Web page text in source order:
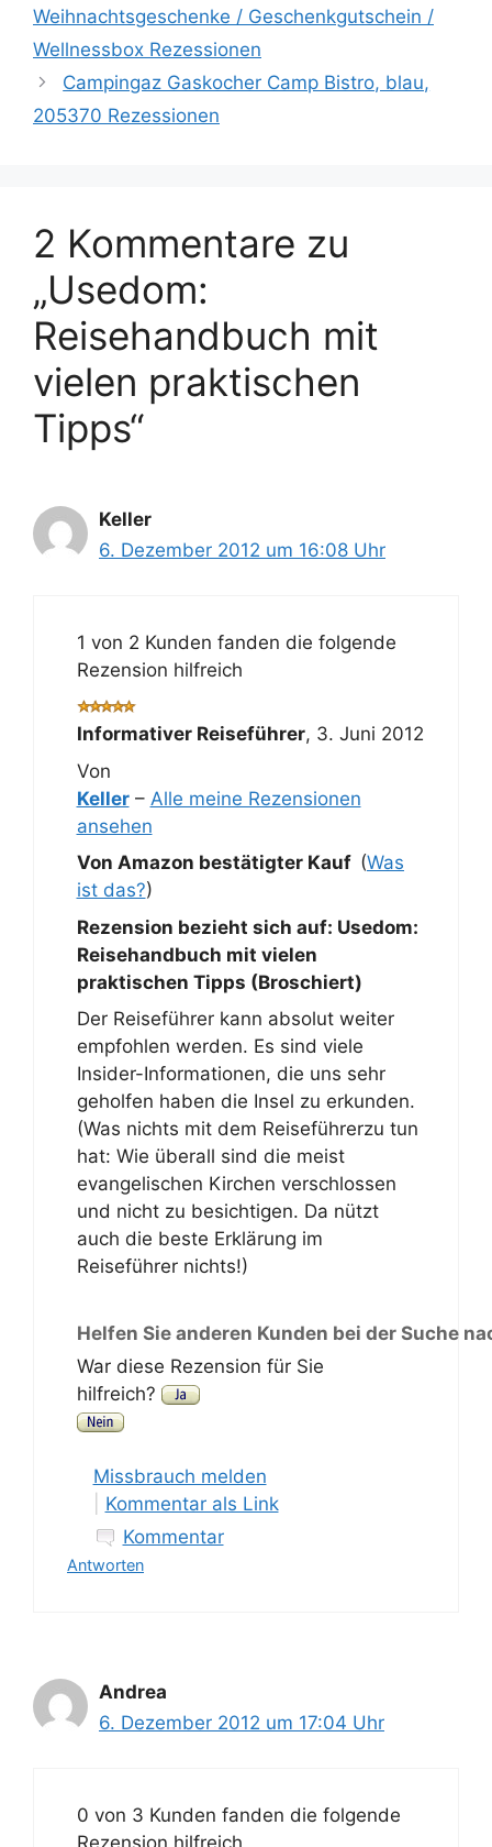
Weihnachtsgeschenke / Geschenkgutschein /
Wellnessbox Rezessionen
Campingaz Gaskocher Camp Bistro, blau,
205370 Rezessionen
2 Kommentare zu
„Usedom:
Reisehandbuch mit
vielen praktischen
Tipps“
Keller
6. Dezember 2012 um 16:08 Uhr
1 von 2 Kunden fanden die folgende
Rezension hilfreich
Informativer Reiseführer, 3. Juni 2012
Von
Keller– Alle meine Rezensionen
ansehen
Von Amazon bestätigter Kauf (Was
ist das?)
Rezension bezieht sich auf: Usedom:
Reisehandbuch mit vielen
praktischen Tipps (Broschiert)
Der Reiseführer kann absolut weiter
empfohlen werden. Es sind viele
Insider-Informationen, die uns sehr
geholfen haben die Insel zu erkunden.
(Was nichts mit dem Reiseführerzu tun
hat: Wie überall sind die meist
evangelischen Kirchen verschlossen
und nicht zu besichtigen. Da nützt
auch die beste Erklärung im
Reiseführer nichts!)
Helfen Sie anderen Kunden bei der Suche
War diese Rezension für Sie
hilfreich?
Missbrauch melden
Kommentar als Link
Kommentar
Antworten
Andrea
6. Dezember 2012 um 17:04 Uhr
0 von 3 Kunden fanden die folgende
Rezension hilfreich